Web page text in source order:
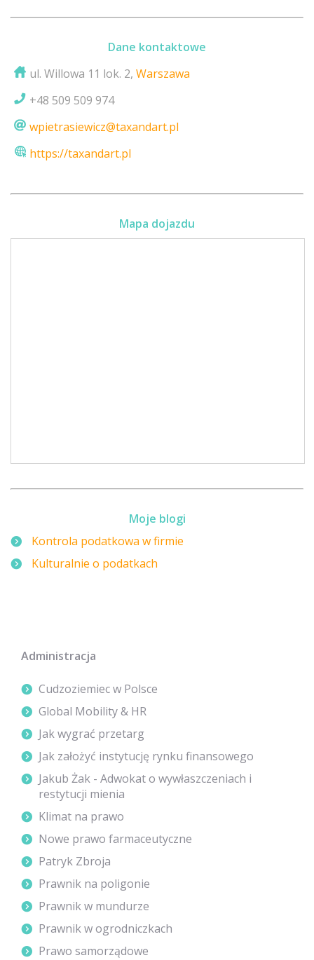
Dane kontaktowe
ul. Willowa 11 lok. 2, Warszawa
+48 509 509 974
wpietrasiewicz@taxandart.pl
https://taxandart.pl
Mapa dojazdu
Moje blogi
Kontrola podatkowa w firmie
Kulturalnie o podatkach
Administracja
Cudzoziemiec w Polsce
Global Mobility & HR
Jak wygrać przetarg
Jak założyć instytucję rynku finansowego
Jakub Żak - Adwokat o wywłaszczeniach i
restytucji mienia
Klimat na prawo
Nowe prawo farmaceutyczne
Patryk Zbroja
Prawnik na poligonie
Prawnik w mundurze
Prawnik w ogrodniczkach
Prawo samorządowe